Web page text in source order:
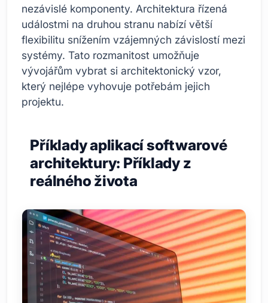
nezávislé komponenty. Architektura řízená
událostmi na druhou stranu nabízí větší
flexibilitu snížením vzájemných závislostí mezi
systémy. Tato rozmanitost umožňuje
vývojářům vybrat si architektonický vzor,
který nejlépe vyhovuje potřebám jejich
projektu.
Příklady aplikací softwarové
architektury: Příklady z
reálného života